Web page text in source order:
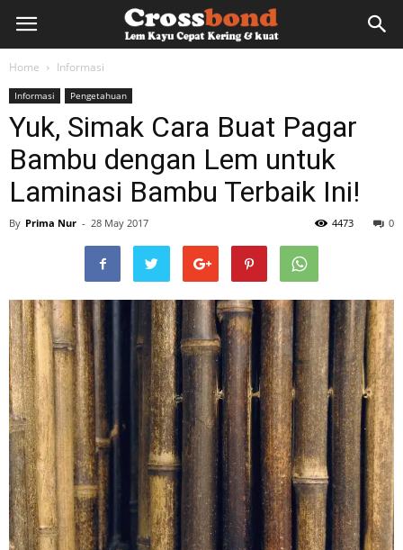
lemkayu.net
Lem
HPL,
Kertas,
Vinyl
Cepat
Home Informasi
Informasi Pengetahuan
Yuk, Simak Cara Buat Pagar
Bambu dengan Lem untuk
Laminasi Bambu Terbaik Ini!
By Prima Nur - 28 May 2017 0
4473